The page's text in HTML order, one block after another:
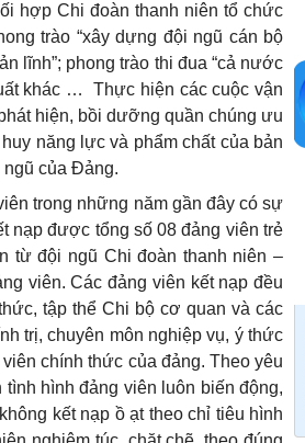
hợp Chi đoàn thanh niên tổ chức
trào “xây dựng đội ngũ cán bộ
lĩnh”; phong trào thi đua “cả nước
khác …
Thực hiện các cuộc vận
hiện, bồi dưỡng quần chúng ưu
năng lực và phẩm chất của bản
ngũ của Đảng.
trong những năm gần đây có sự
nạp được tổng số 08 đảng viên trẻ
từ đội ngũ Chi đoàn thanh niên –
viên. Các đảng viên kết nạp đều
tập thể Chi bộ cơ quan và các
trị, chuyên môn nghiệp vụ, ý thức
chính thức của đảng. Theo yêu
hình đảng viên luôn biến động,
kết nạp ồ ạt theo chỉ tiêu hình